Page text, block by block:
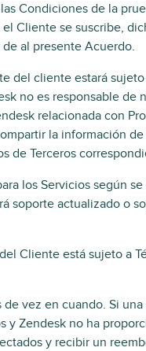
Condiciones de la
Cliente se suscribe,
al presente Acuerdo.
del cliente estará
no es responsable de
relacionada con
la información
de Terceros
los Servicios según
soporte actualizado o
Cliente está sujeto a
vez en cuando. Si
y Zendesk no ha
y recibir un